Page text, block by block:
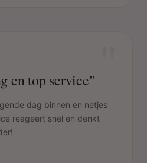
en top service"
dag binnen en netjes
reageert snel en denkt